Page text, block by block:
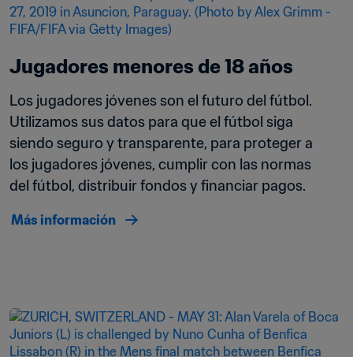
Jugadores menores de 18 años
Los jugadores jóvenes son el futuro del fútbol.
Utilizamos sus datos para que el fútbol siga
siendo seguro y transparente, para proteger a
los jugadores jóvenes, cumplir con las normas
del fútbol, distribuir fondos y financiar pagos.
Más información